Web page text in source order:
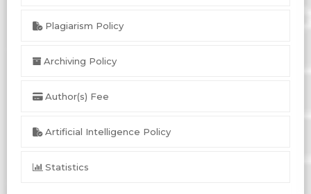
Plagiarism Policy
Archiving Policy
Author(s) Fee
Artificial Intelligence Policy
Statistics